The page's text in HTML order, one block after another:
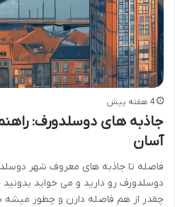
4 هفته پیش
جاذبه های دوسلدورف:
آسان
فاصله تا جاذبه های معروف شهر
دوسلدورف رو دارید و می خواید
چقدر از هم فاصله دارن و چطور میشه